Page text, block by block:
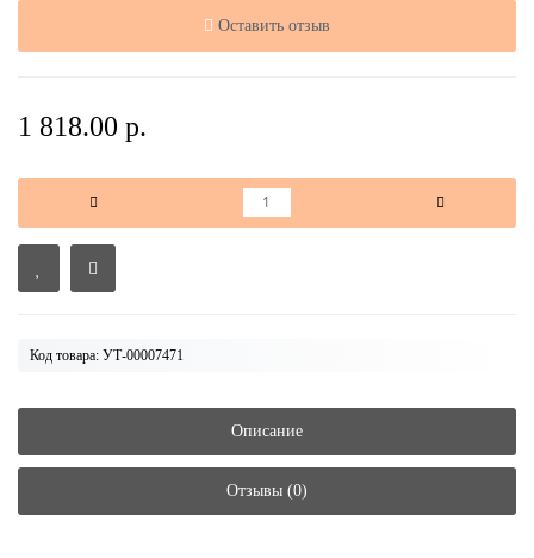
Оставить отзыв
1 818.00 р.
Код товара: УТ-00007471
Описание
Отзывы (0)